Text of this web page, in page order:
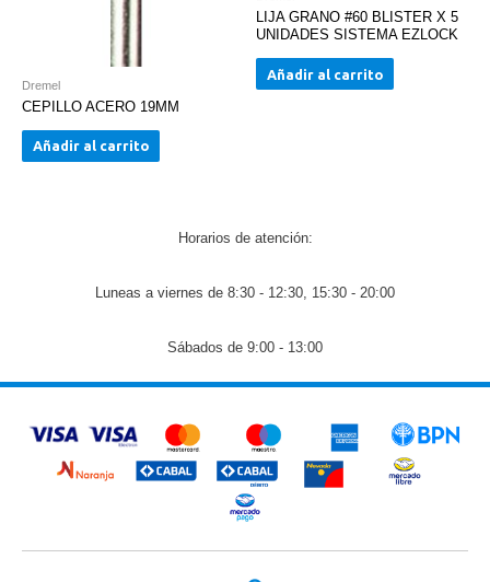
Dremel
CEPILLO ACERO 19MM
Añadir al carrito
LIJA GRANO #60 BLISTER X 5
UNIDADES SISTEMA EZLOCK
Añadir al carrito
Horarios de atención:
Luneas a viernes de 8:30 - 12:30, 15:30 - 20:00
Sábados de 9:00 - 13:00